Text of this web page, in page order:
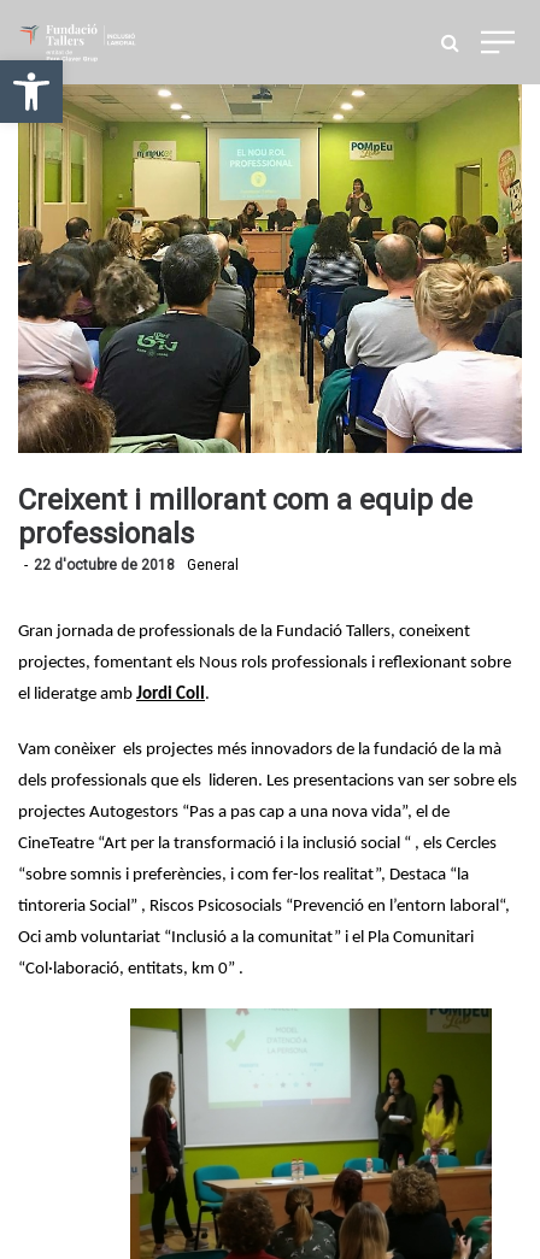
Obre la barra d'eines
Creixent i millorant com a equip de
professionals
22 d'octubre de 2018 General
Gran jornada de professionals de la Fundació Tallers, coneixent
projectes, fomentant els Nous rols professionals i reflexionant sobre
el lideratge amb Jordi Coll .
Vam conèixer els projectes més innovadors de la fundació de la mà
dels professionals que els lideren. Les presentacions van ser sobre els
projectes Autogestors “Pas a pas cap a una nova vida”, el de
CineTeatre “Art per la transformació i la inclusió social “ , els Cercles
“sobre somnis i preferències, i com fer-los realitat”, Destaca “la
tintoreria Social” , Riscos Psicosocials “Prevenció en l’entorn laboral“,
Oci amb voluntariat “Inclusió a la comunitat” i el Pla Comunitari
“Col·laboració, entitats, km 0” .